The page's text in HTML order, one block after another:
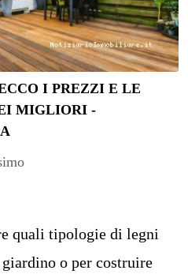
I PREZZI E LE
MIGLIORI -
quali tipologie di legni
o per costruire